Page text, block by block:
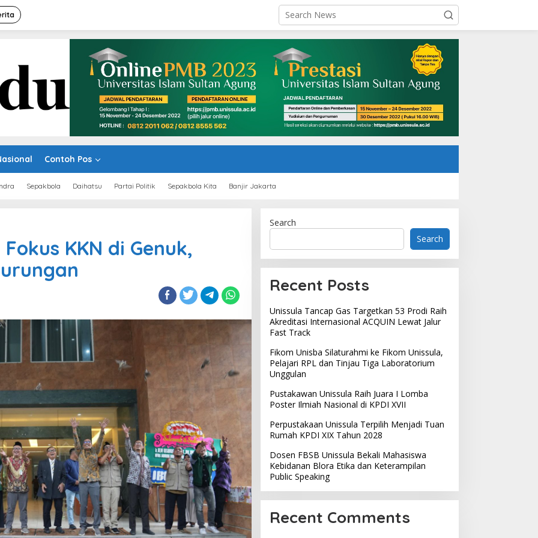
Contoh Pos
Sepakbola Daihatsu Partai Politik Sepakbola Kita Banjir Jakarta
KKN di Genuk,
Search
Search
Recent Posts
Unissula Tancap Gas Targetkan 53 Prodi Raih
Akreditasi Internasional ACQUIN Lewat Jalur
Fast Track
Fikom Unisba Silaturahmi ke Fikom Unissula,
Pelajari RPL dan Tinjau Tiga Laboratorium
Unggulan
Pustakawan Unissula Raih Juara I Lomba
Poster Ilmiah Nasional di KPDI XVII
Perpustakaan Unissula Terpilih Menjadi Tuan
Rumah KPDI XIX Tahun 2028
Dosen FBSB Unissula Bekali Mahasiswa
Kebidanan Blora Etika dan Keterampilan
Public Speaking
Recent Comments